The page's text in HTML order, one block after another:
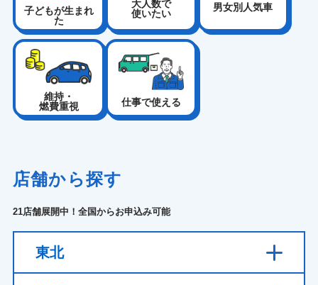
子どもが生まれ
た
大人数で
使いたい
男女別人気車
維持・
燃費重視
仕事で使える
店舗から探す
21店舗展開中！全国からお申込み可能
東北